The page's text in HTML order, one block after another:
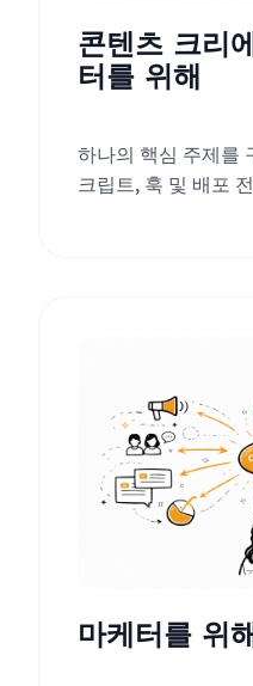
콘텐츠 크리
터를 위해
하나의 핵심 주제를
크립트, 훅 및 배포
마케터를 위